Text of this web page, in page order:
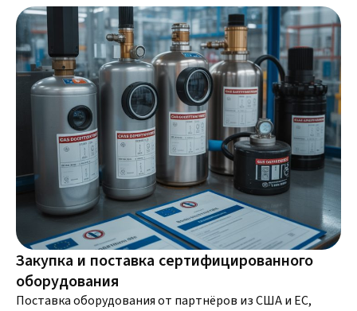
Закупка и поставка сертифицированного
оборудования
Поставка оборудования от партнёров из США и ЕС,